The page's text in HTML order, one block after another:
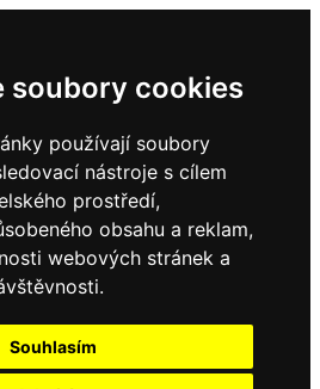
soubory cookies
používají soubory
nástroje s cílem
prostředí,
obsahu a reklam,
webových stránek a
Souhlasím